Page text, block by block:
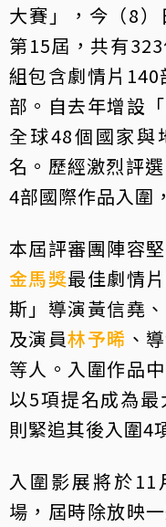
大賽」，今（8
第15屆，共有
組包含劇情片
部。自去年增設
全球48個國家與
名。歷經激烈評
4部國際作品入圍
本屆評審團陣容
金馬獎最佳劇情
斯」導演黃信堯
及演員林予晞 、
等人。入圍作品
以5項提名成為最
則緊追其後入圍4
入圍影展將於
場，屆時除放映